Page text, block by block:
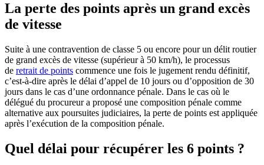
La perte des points après un grand excès
de vitesse
Suite à une contravention de classe 5 ou encore pour un délit routier
de grand excès de vitesse (supérieur à 50 km/h), le processus
de retrait de points commence une fois le jugement rendu définitif,
c’est-à-dire après le délai d’appel de 10 jours ou d’opposition de 30
jours dans le cas d’une ordonnance pénale. Dans le cas où le
délégué du procureur a proposé une composition pénale comme
alternative aux poursuites judiciaires, la perte de points est appliquée
après l’exécution de la composition pénale.
Quel délai pour récupérer les 6 points ?